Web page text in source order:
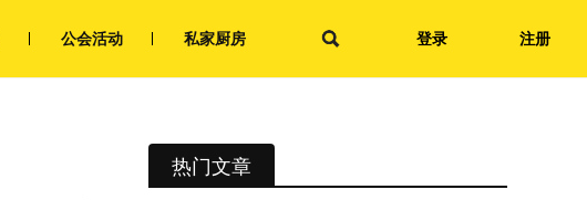
登录 注册
公会活动 私家厨房
热门文章